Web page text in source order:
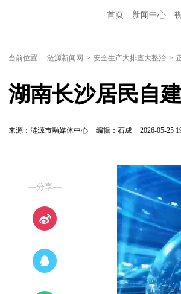
首页 新闻中心
当前位置: 涟源新闻网 > 安全生产大排查大整治 >
湖南长沙居民自
来源：涟源市融媒体中心 编辑：石成 2026-05-25
—分享—